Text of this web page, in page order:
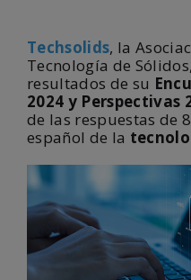
Techsolids, la
Tecnología de
resultados de su
2024 y Perspectivas
de las respuestas de
español de la